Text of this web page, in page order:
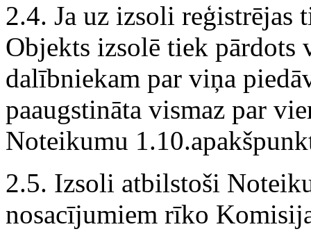
2.4. Ja uz izsoli reģistrējas
Objekts izsolē tiek pārdots
dalībniekam par viņa
paaugstināta vismaz par
Noteikumu
2.5. Izsoli atbilstoši
nosacījumiem rīko